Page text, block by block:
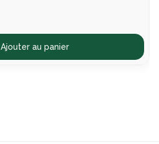
Ajouter au panier